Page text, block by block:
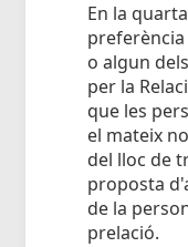
En la
o algun
per la
que les
el mateix
del lloc de
proposta
de la
prelació.